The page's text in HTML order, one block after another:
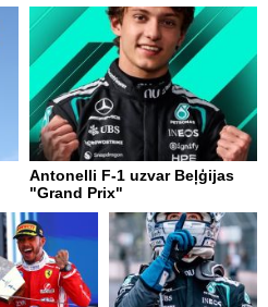
Antonelli F-1 uzvar Beļģijas
"Grand Prix"